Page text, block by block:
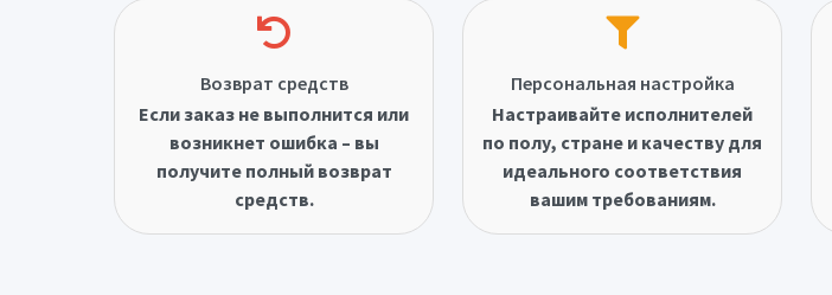
Возврат средств
Если заказ не выполнится или
возникнет ошибка – вы
получите полный возврат
средств.
Персональная настройка
Настраивайте исполнителей
по полу, стране и качеству для
идеального соответствия
вашим требованиям.